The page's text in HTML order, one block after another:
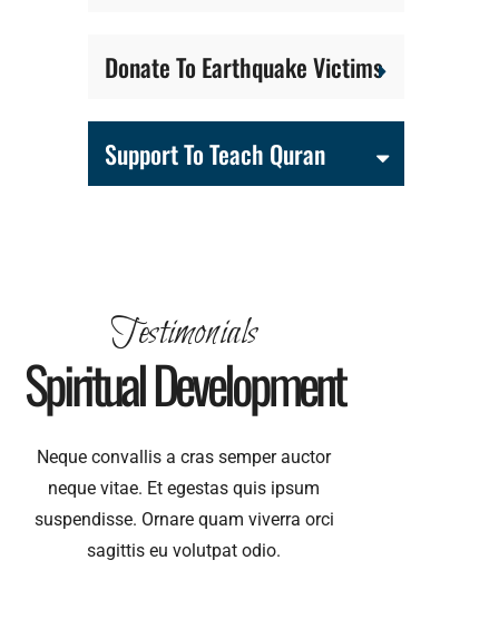
Donate To Earthquake Victims
Support To Teach Quran
Testimonials
Spiritual Development
Neque convallis a cras semper auctor
neque vitae. Et egestas quis ipsum
suspendisse. Ornare quam viverra orci
sagittis eu volutpat odio.